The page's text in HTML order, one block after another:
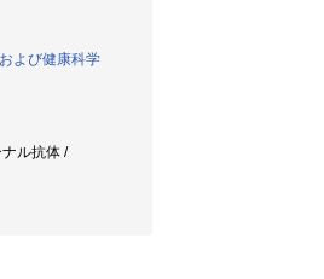
よび健康科学
ル抗体 /